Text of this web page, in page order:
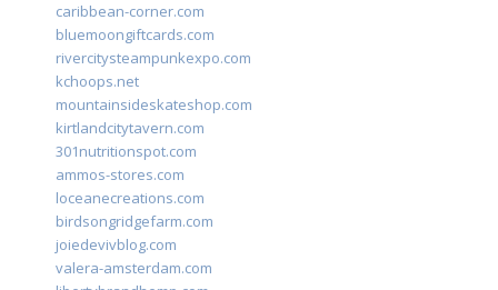
caribbean-corner.com
bluemoongiftcards.com
rivercitysteampunkexpo.com
kchoops.net
mountainsideskateshop.com
kirtlandcitytavern.com
301nutritionspot.com
ammos-stores.com
loceanecreations.com
birdsongridgefarm.com
joiedevivblog.com
valera-amsterdam.com